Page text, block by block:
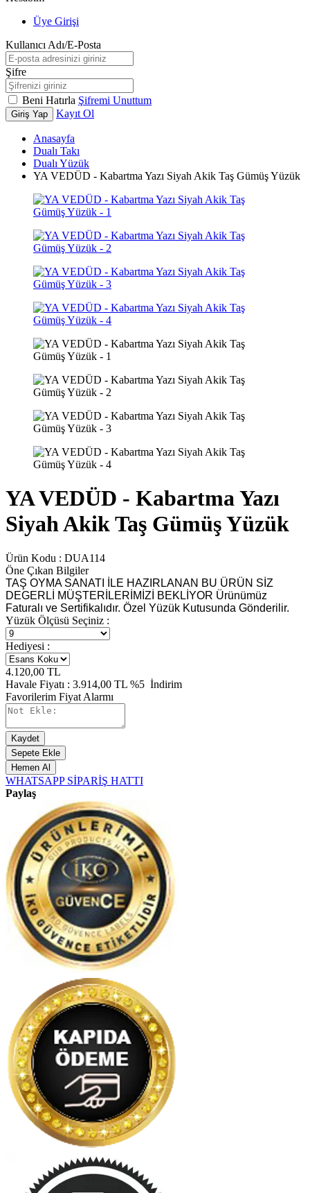
Üye Girişi
Kullanıcı Adı/E-Posta
Şifre
Beni Hatırla Şifremi Unuttum
Giriş Yap Kayıt Ol
Anasayfa
Dualı Takı
Dualı Yüzük
YA VEDÜD - Kabartma Yazı Siyah Akik Taş Gümüş Yüzük
YA VEDÜD - Kabartma Yazı
Siyah Akik Taş Gümüş Yüzük
Ürün Kodu : DUA114
Öne Çıkan Bilgiler
TAŞ OYMA SANATI İLE HAZIRLANAN BU ÜRÜN SİZ
DEGERLİ MÜŞTERİLERİMİZİ BEKLİYOR Ürünümüz
Faturalı ve Sertifikalıdır. Özel Yüzük Kutusunda Gönderilir.
Yüzük Ölçüsü Seçiniz :
Hediyesi :
4.120,00 TL
Havale Fiyatı : 3.914,00 TL %5 İndirim
Favorilerim Fiyat Alarmı
Kaydet
Sepete Ekle
Hemen Al
WHATSAPP SİPARİŞ HATTI
Paylaş